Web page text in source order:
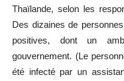
Thaïlande, selon les
Des dizaines de
positives, dont un
gouvernement. (Le
été infecté par un